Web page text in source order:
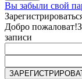
Вы забыли свой
Добро пожаловат!
записи